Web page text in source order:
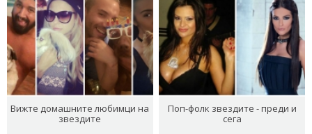
Вижте домашните любимци на
звездите
Поп-фолк звездите - преди и
сега